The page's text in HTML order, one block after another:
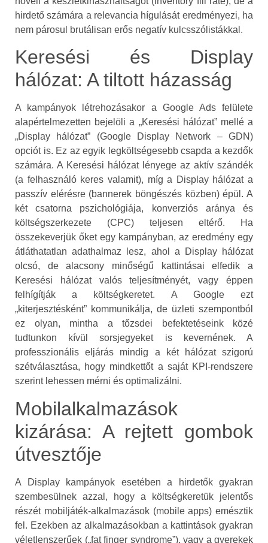
hirdető számára a relevancia hígulását eredményezi, ha
nem párosul brutálisan erős negatív kulcsszólistákkal.
Keresési és Display
hálózat: A tiltott házasság
A kampányok létrehozásakor a Google Ads felülete
alapértelmezetten bejelöli a „Keresési hálózat” mellé a
„Display hálózat” (Google Display Network – GDN)
opciót is. Ez az egyik legköltségesebb csapda a kezdők
számára. A Keresési hálózat lényege az aktív szándék
(a felhasználó keres valamit), míg a Display hálózat a
passzív elérésre (bannerek böngészés közben) épül. A
két csatorna pszichológiája, konverziós aránya és
költségszerkezete (CPC) teljesen eltérő. Ha
összekeverjük őket egy kampányban, az eredmény egy
átláthatatlan adathalmaz lesz, ahol a Display hálózat
olcsó, de alacsony minőségű kattintásai elfedik a
Keresési hálózat valós teljesítményét, vagy éppen
felhígítják a költségkeretet. A Google ezt
„kiterjesztésként” kommunikálja, de üzleti szempontból
ez olyan, mintha a tőzsdei befektetéseink közé
tudtunkon kívül sorsjegyeket is kevernének. A
professzionális eljárás mindig a két hálózat szigorú
szétválasztása, hogy mindkettőt a saját KPI-rendszere
szerint lehessen mérni és optimalizálni.
Mobilalkalmazások
kizárása: A rejtett gombok
útvesztője
A Display kampányok esetében a hirdetők gyakran
szembesülnek azzal, hogy a költségkeretük jelentős
részét mobiljáték-alkalmazások (mobile apps) emésztik
fel. Ezekben az alkalmazásokban a kattintások gyakran
véletlenszerűek („fat finger syndrome”), vagy a gyerekek